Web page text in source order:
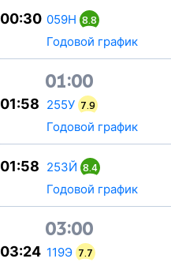
00:30 059Н 8.8
Годовой график
01:00
01:58 255У 7.9
Годовой график
01:58 253Й 8.4
Годовой график
03:00
03:24 119Э 7.7